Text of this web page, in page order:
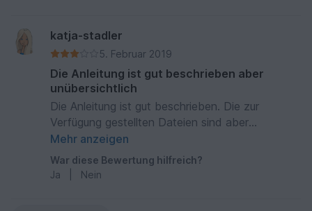
katja-stadler
5. Februar 2019
Die Anleitung ist gut beschrieben aber
unübersichtlich
Die Anleitung ist gut beschrieben. Die zur
Verfügung gestellten Dateien sind aber
unübersichtlich und zum teil doppelt vorhanden.
Die Links sind nicht aktuell. Das alles zusammen
ergibt für mich 3 Sterne
Mehr anzeigen
War diese Bewertung hilfreich?
Ja
Nein